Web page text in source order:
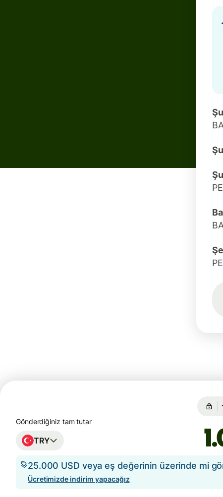
Gönderdiğiniz tam tutar
TRY
25.000 USD veya eş değerinin üzerinde mi
Ücretimizde indirim yapacağız